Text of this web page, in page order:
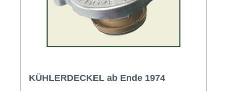
KÜHLERDECKEL ab Ende 1974